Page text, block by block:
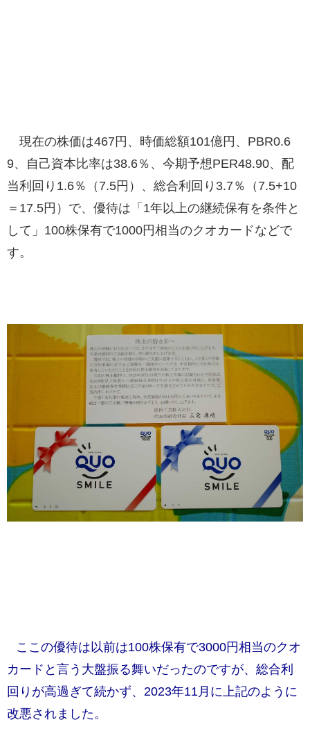
現在の株価は467円、時価総額101億円、PBR0.6
9、自己資本比率は38.6％、今期予想PER48.90、配
当利回り1.6％（7.5円）、総合利回り3.7％（7.5+10
＝17.5円）で、優待は「1年以上の継続保有を条件と
して」100株保有で1000円相当のクオカードなどで
す。
ここの優待は以前は100株保有で3000円相当のクオ
カードと言う大盤振る舞いだったのですが、総合利
回りが高過ぎて続かず、2023年11月に上記のように
改悪されました。